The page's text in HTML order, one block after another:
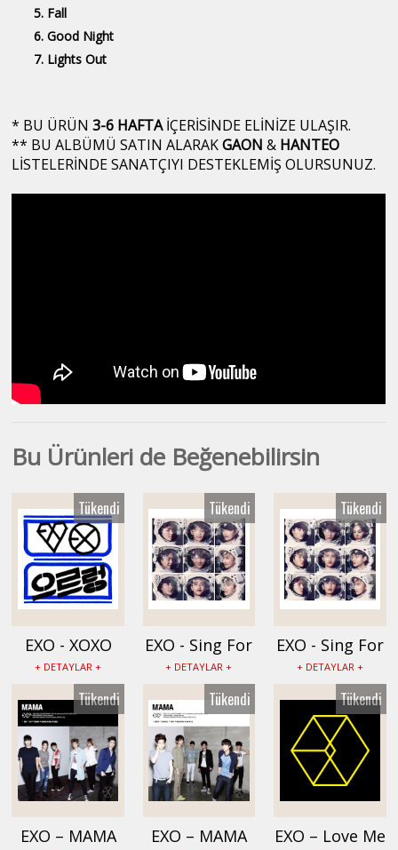
Fall
Good Night
Lights Out
* BU ÜRÜN3-6 HAFTAİÇERİSİNDE ELİNİZE ULAŞIR.
** BU ALBÜMÜ SATIN ALARAKGAON & HANTEO
LİSTELERİNDE SANATÇIYI DESTEKLEMİŞ OLURSUNUZ.
Bu Ürünleri de Beğenebilirsin
EXO - XOXO
Albümü -
EX0190
+ DETAYLAR +
Tükendi
EXO - Sing For
You Albümü -
EX0189
+ DETAYLAR +
Tükendi
EXO - Sing For
You Albümü -
EX0188
+ DETAYLAR +
Tükendi
EXO – MAMA
Tükendi
EXO – MAMA
Tükendi
EXO – Love Me
Tükendi